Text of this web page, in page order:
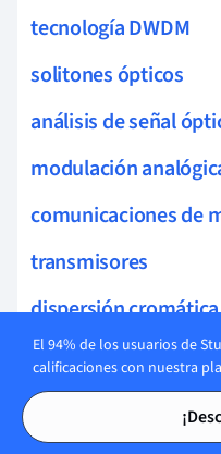
tecnología DWDM
solitones ópticos
análisis de señal
modulación
comunicaciones de
transmisores
dispersión cromática
interferencia de
enrutamiento óptico
El 94% de los usuarios de
calificaciones con nuestra